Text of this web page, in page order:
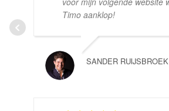
Timo aanklop!
SANDER RUIJSBROEK